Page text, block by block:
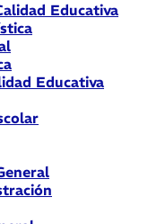
Educativa
Educativa